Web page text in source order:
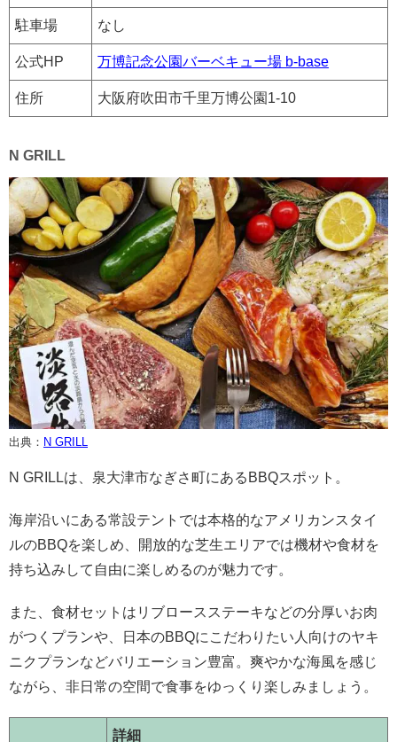
駐車場 なし
公式HP 万博記念公園バーベキュー場 b-base
住所 大阪府吹田市千里万博公園1-10
N GRILL
出典： N GRILL
N GRILLは、泉大津市なぎさ町にあるBBQスポット。
海岸沿いにある常設テントでは本格的なアメリカンスタイ
ルのBBQを楽しめ、開放的な芝生エリアでは機材や食材を
持ち込みして自由に楽しめるのが魅力です。
また、食材セットはリブロースステーキなどの分厚いお肉
がつくプランや、日本のBBQにこだわりたい人向けのヤキ
ニクプランなどバリエーション豊富。爽やかな海風を感じ
ながら、非日常の空間で食事をゆっくり楽しみましょう。
詳細